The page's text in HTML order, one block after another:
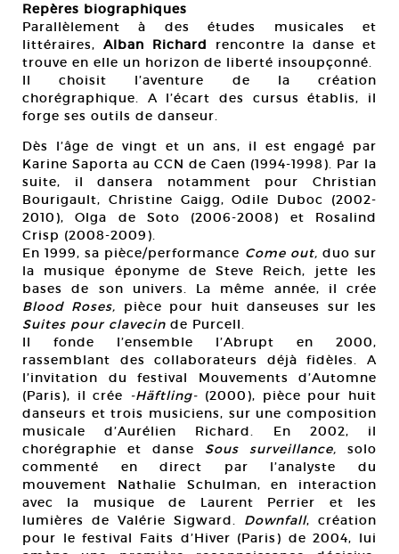
Repères biographiques
Parallèlement à des études musicales et
littéraires, Alban Richard rencontre la danse et
trouve en elle un horizon de liberté insoupçonné.
Il choisit l’aventure de la création
chorégraphique. A l’écart des cursus établis, il
forge ses outils de danseur.
Dès l’âge de vingt et un ans, il est engagé par
Karine Saporta au CCN de Caen (1994-1998). Par la
suite, il dansera notamment pour Christian
Bourigault, Christine Gaigg, Odile Duboc (2002-
2010), Olga de Soto (2006-2008) et Rosalind
Crisp (2008-2009).
En 1999, sa pièce/performance Come out, duo sur
la musique éponyme de Steve Reich, jette les
bases de son univers. La même année, il crée
Blood Roses, pièce pour huit danseuses sur les
Suites pour clavecin de Purcell.
Il fonde l’ensemble l’Abrupt en 2000,
rassemblant des collaborateurs déjà fidèles. A
l’invitation du festival Mouvements d’Automne
(Paris), il crée
-Häftling- (2000), pièce pour huit
danseurs et trois musiciens, sur une composition
musicale d’Aurélien Richard. En 2002, il
chorégraphie et danse Sous surveillance, solo
commenté en direct par l’analyste du
mouvement Nathalie Schulman, en interaction
avec la musique de Laurent Perrier et les
lumières de Valérie Sigward. Downfall, création
pour le festival Faits d’Hiver (Paris) de 2004, lui